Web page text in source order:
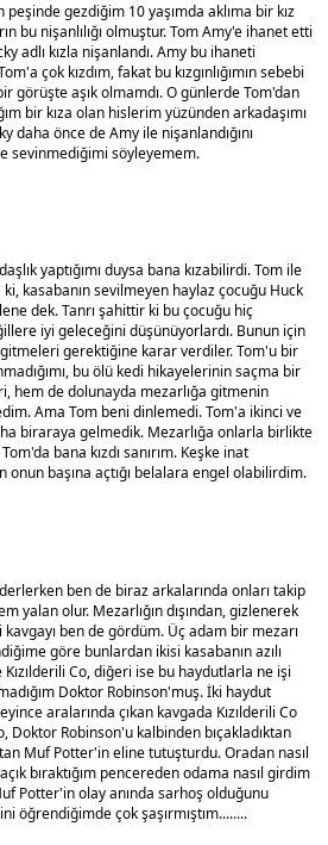
peşinde gezdiğim 10 yaşımda aklıma bir kız
bu nişanlılığı olmuştur. Tom Amy'e ihanet etti
adlı kızla nişanlandı. Amy bu ihaneti
çok kızdım, fakat bu kızgınlığımın sebebi
görüşte aşık olmamdı. O günlerde Tom'dan
bir kıza olan hislerim yüzünden arkadaşımı
daha önce de Amy ile nişanlandığını
sevinmediğimi söyleyemem.
ki, kasabanın sevilmeyen haylaz çocuğu Huck
dek. Tanrı şahittir ki bu çocuğu hiç
iyi geleceğini düşünüyorlardı. Bunun için
gitmeleri gerektiğine karar verdiler. Tom'u bir
bu ölü kedi hikayelerinin saçma bir
hem de dolunayda mezarlığa gitmenin
Ama Tom beni dinlemedi. Tom'a ikinci ve
biraraya gelmedik. Mezarlığa onlarla birlikte
bana kızdı sanırım. Keşke inat
başına açtığı belalara engel olabilirdim.
yalan olur. Mezarlığın dışından, gizlenerek
ben de gördüm. Üç adam bir mezarı
göre bunlardan ikisi kasabanın azılı
Co, diğeri ise bu haydutlarla ne işi
Doktor Robinson'muş. İki haydut
aralarında çıkan kavgada Kızılderili Co
Doktor Robinson'u kalbinden bıçakladıktan
Muf Potter'in eline tutuşturdu. Oradan nasıl
bıraktığım pencereden odama nasıl girdim
Potter'in olay anında sarhoş olduğunu
öğrendiğimde çok şaşırmıştım........